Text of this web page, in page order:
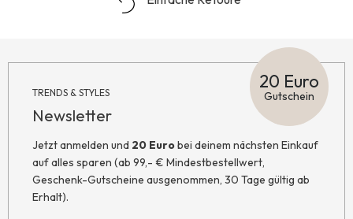
TRENDS & STYLES
Newsletter
20 Euro
Gutschein
Jetzt anmelden und 20 Eurobei deinem nächsten Einkauf
auf alles sparen (ab 99,- € Mindestbestellwert,
Geschenk-Gutscheine ausgenommen, 30 Tage gültig ab
Erhalt).